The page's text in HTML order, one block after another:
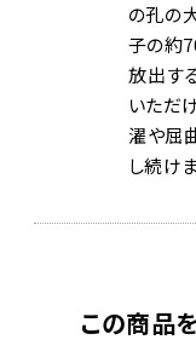
の孔の
子の約
放出す
いただ
濯や屈
し続けま
この商品